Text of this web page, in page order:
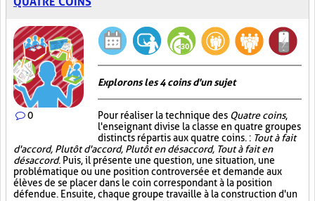
0
Explorons les 4 coins d'un sujet
Pour réaliser la technique des Quatre coins,
l'enseignant divise la classe en quatre groupes
distincts répartis aux quatre coins. : Tout à fait
d'accord, Plutôt d'accord, Plutôt en désaccord, Tout à fait en
désaccord. Puis, il présente une question, une situation, une
problématique ou une position controversée et demande aux
élèves de se placer dans le coin correspondant à la position
défendue. Ensuite, chaque groupe travaille à la construction d'un